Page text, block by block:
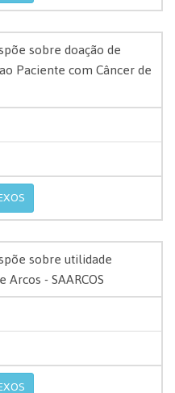
sobre doação de
Paciente com Câncer de
sobre utilidade
- SAARCOS